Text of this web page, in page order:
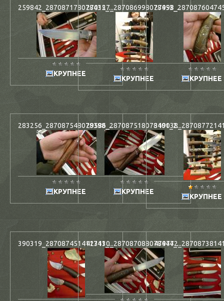
259842_287087178078435_...
КРУПНЕЕ
270127_287086998078453_...
КРУПНЕЕ КРУПНЕЕ
283256_287087548078398_...
КРУПНЕЕ
29586_287087518078401_2...
КРУПНЕЕ
КРУПНЕЕ
390319_287087451411741_...423130_287087088078444_...